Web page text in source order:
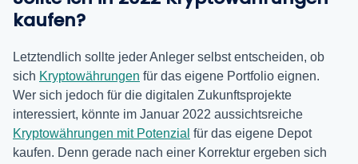
kaufen?
Letztendlich sollte jeder Anleger selbst entscheiden, ob
sich Kryptowährungen für das eigene Portfolio eignen.
Wer sich jedoch für die digitalen Zukunftsprojekte
interessiert, könnte im Januar 2022 aussichtsreiche
Kryptowährungen mit Potenzial für das eigene Depot
kaufen. Denn gerade nach einer Korrektur ergeben sich